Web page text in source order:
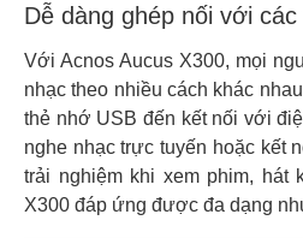
Dễ dàng ghép nối với
Với Acnos Aucus X300, mọi
nhạc theo nhiều cách khác
thẻ nhớ USB đến kết nối với
nghe nhạc trực tuyến hoặc kết
trải nghiệm khi xem phim, hát
X300 đáp ứng được đa dạng